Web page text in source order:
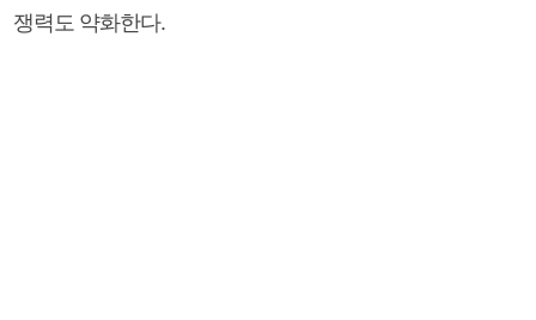
쟁력도 약화한다.